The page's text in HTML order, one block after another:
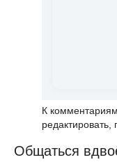
К
редактировать,
Общаться